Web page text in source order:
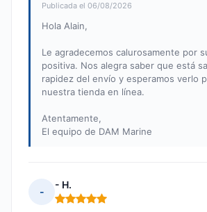
Publicada el 06/08/2026
Hola Alain,
Le agradecemos calurosamente por
positiva. Nos alegra saber que está
rapidez del envío y esperamos verlo
nuestra tienda en línea.
Atentamente,
El equipo de DAM Marine
-
- H.
Nota: 5 de 5